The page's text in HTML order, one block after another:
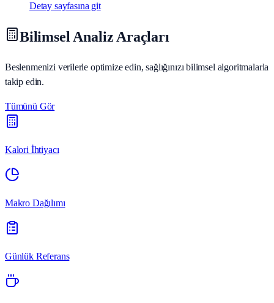
Detay sayfasına git
Bilimsel Analiz Araçları
Beslenmenizi verilerle optimize edin, sağlığınızı bilimsel algoritmalarla
takip edin.
Tümünü Gör
Kalori İhtiyacı
Makro Dağılımı
Günlük Referans